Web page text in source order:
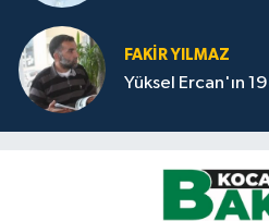
FAKİR YILMAZ
Yüksel Ercan'ın